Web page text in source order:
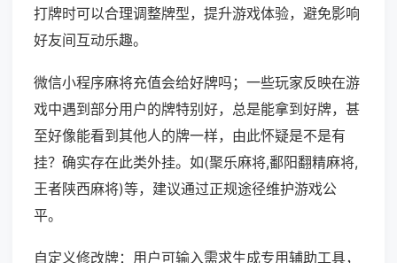
打牌时可以合理调整牌型，提升游戏体验，避免影响
好友间互动乐趣。
微信小程序麻将充值会给好牌吗；一些玩家反映在游
戏中遇到部分用户的牌特别好，总是能拿到好牌，甚
至好像能看到其他人的牌一样，由此怀疑是不是有
挂？确实存在此类外挂。如(聚乐麻将,鄱阳翻精麻将,
王者陕西麻将)等，建议通过正规途径维护游戏公
平。
自定义修改牌：用户可输入需求生成专用辅助工具，